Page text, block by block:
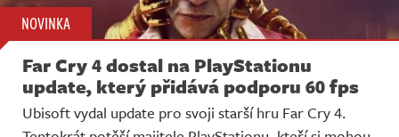
NOVINKA
Far Cry 4 dostal na PlayStationu
update, který přidává podporu 60 fps
Ubisoft vydal update pro svoji starší hru Far Cry 4.